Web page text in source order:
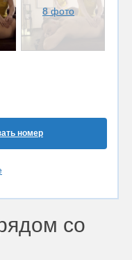
8 фото
номер
со